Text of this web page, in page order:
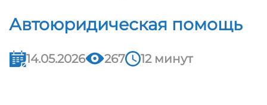
Автоюридическая помощь
14.05.2026 267 12 минут